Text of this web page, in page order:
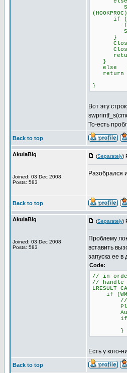
if
for (int
}
return
}
else
return
}
Вот эту
То-есть
Back to top
AkulaBig
Joined: 03 Dec 2008
Posts: 583
(Separately)
Разобрался
Back to top
AkulaBig
Joined: 03 Dec 2008
Posts: 583
(Separately)
Проблему
вставить
запуска ее
Code:
// in
// handle
LRESULT
if
// run
if
}
Есть у кого-
Back to top